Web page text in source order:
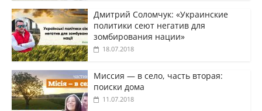
Дмитрий Соломчук: «Украинские
политики сеют негатив для
зомбирования нации»
18.07.2018
Миссия — в село, часть вторая:
поиски дома
11.07.2018